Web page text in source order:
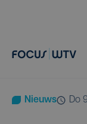
Nieuws do